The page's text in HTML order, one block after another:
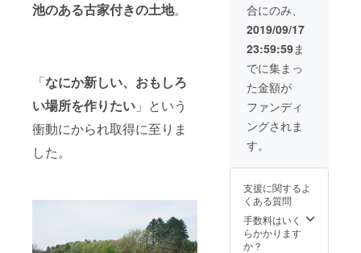
池のある古家付きの土地。
「なにか新しい、おもしろ
い場所を作りたい 」という
衝動にかられ取得に至りま
した。
２名
様》宿
ます。
４）
キャン
プ初心
者の方
に朗報
です。
難しい
ナイフ
研ぎ」
や「八
丸こだ
わりの
す。 ※
俺の部
屋は権
利者様
と同伴
者の方
もご利
用でき
ます。
但し、
時など
はご利
用でき
ない場
合や、
他の利
いただ
ける権
利で
す。 今
年の収
穫量
は、１
本あた
り平均
２キロ
オー
名前を
記載し
たプ
レート
をわか
事）し
続けま
すの
で、
キャン
プ場が
成長し
ていく
姿を間
近で確
できま
（もち
ろん作
業の手
伝いも
可能で
合にのみ、
2019/09/17
23:59:59ま
でに集まっ
た金額が
ファンディ
ングされま
す。
支援に関するよ
くある質問
手数料はいく
らかかります
か？